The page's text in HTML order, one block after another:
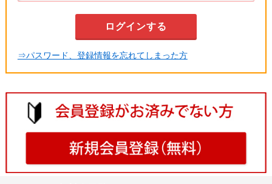
⇒パスワード、登録情報を忘れてしまった方